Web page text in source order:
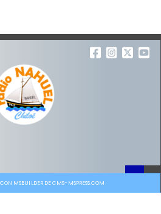
MSBUILDER DE CMS-MSPRESS.COM